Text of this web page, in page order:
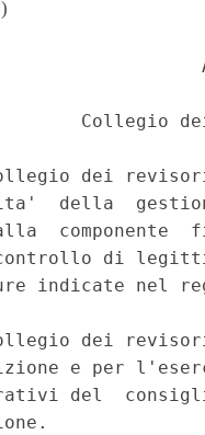
Collegio
dei
della
di
indicate nel
dei
e per
del